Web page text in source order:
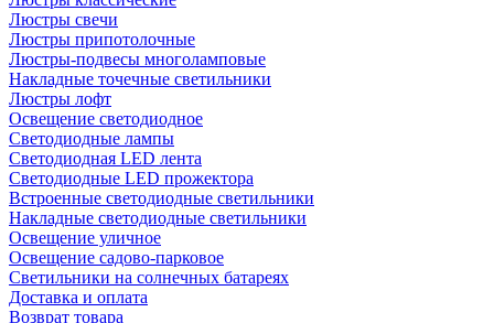
Люстры свечи
Люстры припотолочные
Люстры-подвесы многоламповые
Накладные точечные светильники
Люстры лофт
Освещение светодиодное
Светодиодные лампы
Светодиодная LED лента
Светодиодные LED прожектора
Встроенные светодиодные светильники
Накладные светодиодные светильники
Освещение уличное
Освещение садово-парковое
Светильники на солнечных батареях
Доставка и оплата
Возврат товара